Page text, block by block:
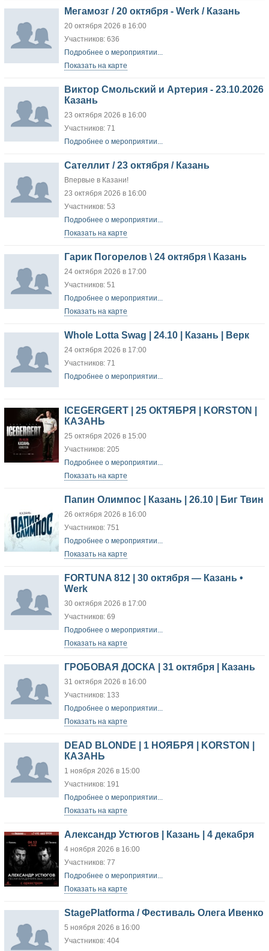
Мегамозг / 20 октября - Werk / Казань
20 октября 2026 в 16:00
Участников: 636
Подробнее о мероприятии...
Показать на карте
Виктор Смольский и Артерия - 23.10.2026
Казань
23 октября 2026 в 16:00
Участников: 71
Подробнее о мероприятии...
Сателлит / 23 октября / Казань
Впервые в Казани!
23 октября 2026 в 16:00
Участников: 53
Подробнее о мероприятии...
Показать на карте
Гарик Погорелов \ 24 октября \ Казань
24 октября 2026 в 17:00
Участников: 51
Подробнее о мероприятии...
Показать на карте
Whole Lotta Swag | 24.10 | Казань | Верк
24 октября 2026 в 17:00
Участников: 71
Подробнее о мероприятии...
ICEGERGERT | 25 ОКТЯБРЯ | KORSTON |
КАЗАНЬ
25 октября 2026 в 15:00
Участников: 205
Подробнее о мероприятии...
Показать на карте
Папин Олимпос | Казань | 26.10 | Биг Твин
26 октября 2026 в 16:00
Участников: 751
Подробнее о мероприятии...
Показать на карте
FORTUNA 812 | 30 октября — Казань •
Werk
30 октября 2026 в 17:00
Участников: 69
Подробнее о мероприятии...
Показать на карте
ГРОБОВАЯ ДОСКА | 31 октября | Казань
31 октября 2026 в 16:00
Участников: 133
Подробнее о мероприятии...
Показать на карте
DEAD BLONDE | 1 НОЯБРЯ | KORSTON |
КАЗАНЬ
1 ноября 2026 в 15:00
Участников: 191
Подробнее о мероприятии...
Показать на карте
Александр Устюгов | Казань | 4 декабря
4 ноября 2026 в 16:00
Участников: 77
Подробнее о мероприятии...
Показать на карте
StagePlatforma / Фестиваль Олега Ивенко
5 ноября 2026 в 16:00
Участников: 404